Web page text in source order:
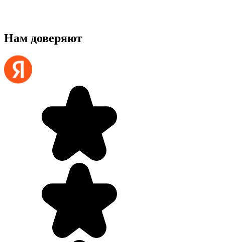
Нам доверяют